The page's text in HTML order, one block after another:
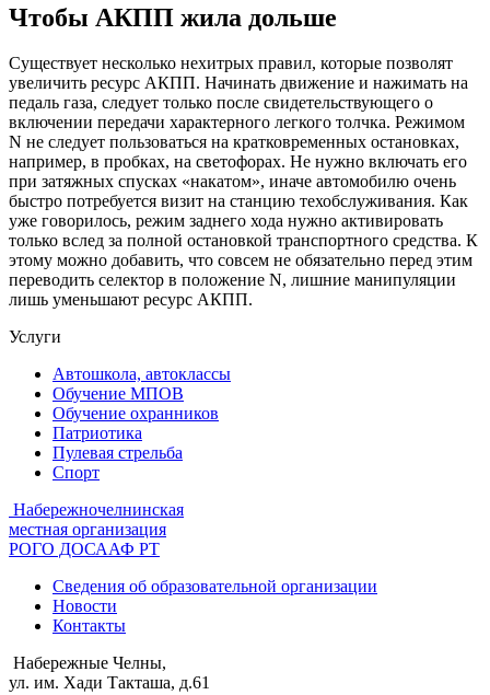
Чтобы АКПП жила дольше
Существует несколько нехитрых правил, которые позволят
увеличить ресурс АКПП. Начинать движение и нажимать на
педаль газа, следует только после свидетельствующего о
включении передачи характерного легкого толчка. Режимом
N не следует пользоваться на кратковременных остановках,
например, в пробках, на светофорах. Не нужно включать его
при затяжных спусках «накатом», иначе автомобилю очень
быстро потребуется визит на станцию техобслуживания. Как
уже говорилось, режим заднего хода нужно активировать
только вслед за полной остановкой транспортного средства. К
этому можно добавить, что совсем не обязательно перед этим
переводить селектор в положение N, лишние манипуляции
лишь уменьшают ресурс АКПП.
Услуги
Автошкола, автоклассы
Обучение МПОВ
Обучение охранников
Патриотика
Пулевая стрельба
Спорт
Набережночелнинская
местная организация
РОГО ДОСААФ РТ
Сведения об образовательной организации
Новости
Контакты
Набережные Челны,
ул. им. Хади Такташа, д.61